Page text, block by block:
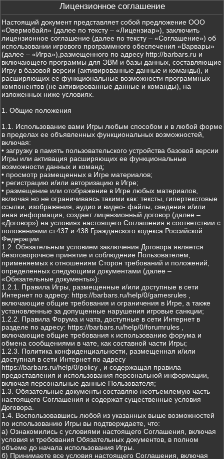
Лицензионное соглашение
Настоящий документ представляет собой предложение ООО
«Овермобайл» (далее по тексту – «Лицензиар»), заключить
лицензионное соглашение (далее по тексту – «Соглашение») об
использовании игрового программного обеспечения «Варвары»
(далее – «Игра»),размещенного по адресу http://barbars.ru и
включающего программы для ЭВМ и базы данных, составляющие
Игру в базовой версии (активированные данные и команды), и
расширяющих ее функциональные возможности программных
компонентов (не активированные данные и команды), на
изложенных ниже условиях.
1. Общие положения
1.1. Использование вами Игры любым способом и в любой форме
в пределах ее объявленных функциональных возможностей,
включая:
• загрузку в память пользовательского устройства базовой версии
Игры или активация расширяющих ее функциональные
возможности данных и команд;
• просмотр размещенных в Игре материалов;
• регистрацию и/или авторизацию в Игре;
• размещение или отображение в Игре любых материалов,
включая но не ограничиваясь такими как: тексты, гипертекстовые
ссылки, изображения, аудио и видео- файлы, сведения и/или
иная информация, создает лицензионный договор (далее –
«Договор») на условиях настоящего Соглашения в соответствии с
положениями ст.437 и 438 Гражданского кодекса Российской
Федерации.
1.2. Обязательным условием заключения Договора является
безоговорочное принятие и соблюдение Пользователем,
применяемых к отношениям Сторон требований и положений,
определенных следующими документами (далее –
«Обязательные документы»):
1.2.1. Правила Игры, размещенные и/или доступные в сети
Интернет по адресу: https://barbars.ru/help/0/gamesrules ,
включающие общие требования и ограничения в Игре, а также
установленные за допущенные нарушения игровые санкции;
1.2.2. Правила Форума и чата, доступные в сети Интернет в
разделе по адресу: https://barbars.ru/help/0/forumrules ,
включающие общие требования к использованию форума и
обмена сообщениями в чате, как составной части Игры;
1.2.3. Политика конфиденциальности, размещенная и/или
доступная в сети Интернет по адресу
https://barbars.ru/help/0/policy , и содержащая правила
предоставления и использования персональной информации,
включая персональные данные Пользователя;
1.3. Обязательные документы составляю неотъемлемую часть
настоящего Соглашения и содержат существенные условия
Договора.
1.4. Воспользовавшись любой из указанных выше возможностей
по использованию Игры вы подтверждаете, что:
а) Ознакомились с условиями настоящего Соглашения, включая
условия и требования Обязательных документов, в полном
объеме до начала использования Игры.
б) Принимаете все условия настоящего Соглашения, включая